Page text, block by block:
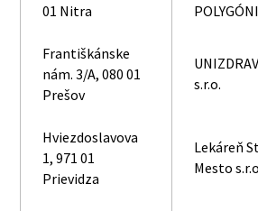
01 Nitra
Františkánske
nám. 3/A, 080 01
Prešov
s.r.o.
Hviezdoslavova
1, 971 01
Prievidza
Lekáreň
Mesto